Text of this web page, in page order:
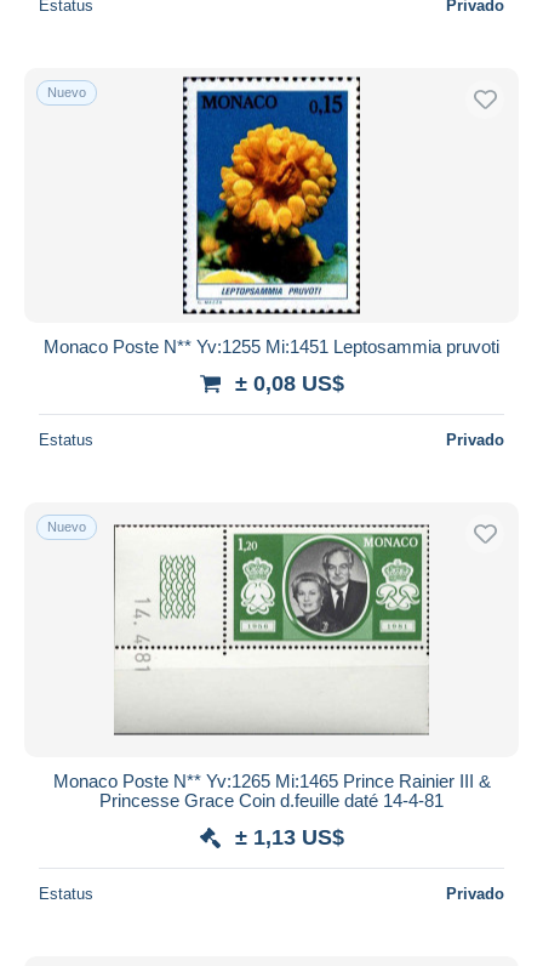
Estatus Privado
Nuevo
Monaco Poste N** Yv:1255 Mi:1451 Leptosammia pruvoti
± 0,08 US$
Estatus Privado
Nuevo
Monaco Poste N** Yv:1265 Mi:1465 Prince Rainier III &
Princesse Grace Coin d.feuille daté 14-4-81
± 1,13 US$
Estatus Privado